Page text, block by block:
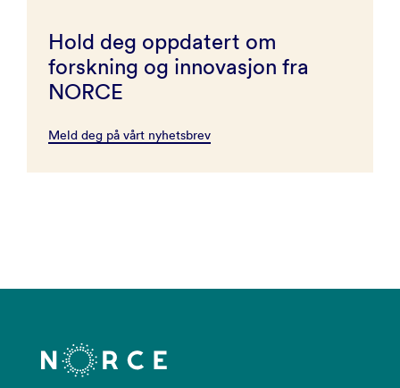
Hold deg oppdatert om
forskning og innovasjon fra
NORCE
Meld deg på vårt nyhetsbrev